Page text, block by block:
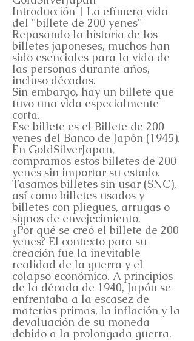
Introducción | La efímera vida
del "billete de 200 yenes"
Repasando la historia de los
billetes japoneses, muchos han
sido esenciales para la vida de
las personas durante años,
incluso décadas.
Sin embargo, hay un billete que
tuvo una vida especialmente
corta.
Ese billete es el Billete de 200
yenes del Banco de Japón (1945).
En GoldSilverJapan,
compramos estos billetes de 200
yenes sin importar su estado.
Tasamos billetes sin usar (SNC),
así como billetes usados y
billetes con pliegues, arrugas o
signos de envejecimiento.
¿Por qué se creó el billete de 200
yenes? El contexto para su
creación fue la inevitable
realidad de la guerra y el
colapso económico. A principios
de la década de 1940, Japón se
enfrentaba a la escasez de
materias primas, la inflación y la
devaluación de su moneda
debido a la prolongada guerra.